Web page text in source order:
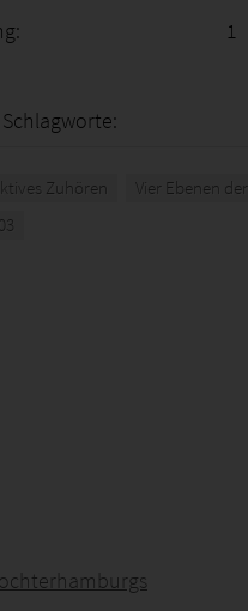
1
Zuhören Vier Ebenen